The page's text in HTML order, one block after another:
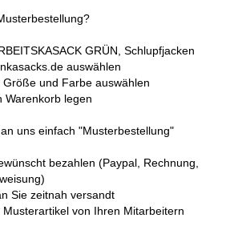
GRÜN, Schlupfjacken
auswählen
und Farbe auswählen
Warenkorb legen
uns einfach "Musterbestellung"
bezahlen (Paypal, Rechnung,
Sie zeitnah versandt
von Ihren Mitarbeitern